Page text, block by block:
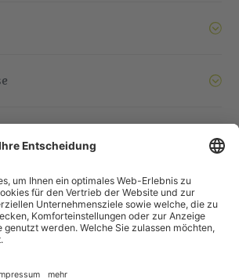
versetzen. Kontaktieren Sie uns!